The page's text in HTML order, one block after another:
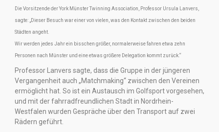
Die Vorsitzende der York Münster Twinning Association, Professor Ursula Lanvers,
sagte: „Dieser Besuch war einer von vielen, was den Kontakt zwischen den beiden
Städten angeht.
Wir werden jedes Jahr ein bisschen größer, normalerweise fahren etwa zehn
Personen nach Münster und eine etwas größere Delegation kommt zurück.“
Professor Lanvers sagte, dass die Gruppe in der jüngeren
Vergangenheit auch „Matchmaking“ zwischen den Vereinen
ermöglicht hat. So ist ein Austausch im Golfsport vorgesehen,
und mit der fahrradfreundlichen Stadt in Nordrhein-
Westfalen wurden Gespräche über den Transport auf zwei
Rädern geführt.